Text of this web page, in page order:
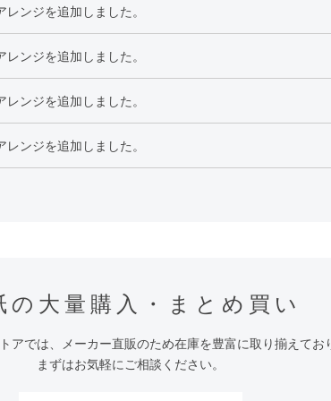
ンジを追加しました。
ンジを追加しました。
ンジを追加しました。
ンジを追加しました。
の大量購入・まとめ買い
アでは、メーカー直販のため在庫を豊富に取り揃えてお
まずはお気軽にご相談ください。